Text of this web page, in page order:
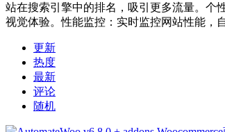
站在搜索引擎中的排名，吸引更多流量。个
视觉体验。性能监控：实时监控网站性能，
更新
热度
最新
评论
随机